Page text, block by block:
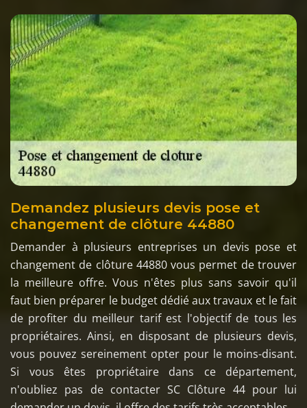
Demandez plusieurs devis pose et
changement de clôture 44880
Demander à plusieurs entreprises un devis pose et
changement de clôture 44880 vous permet de trouver
la meilleure offre. Vous n'êtes plus sans savoir qu'il
faut bien préparer le budget dédié aux travaux et le fait
de profiter du meilleur tarif est l'objectif de tous les
propriétaires. Ainsi, en disposant de plusieurs devis,
vous pouvez sereinement opter pour le moins-disant.
Si vous êtes propriétaire dans ce département,
n'oubliez pas de contacter SC Clôture 44 pour lui